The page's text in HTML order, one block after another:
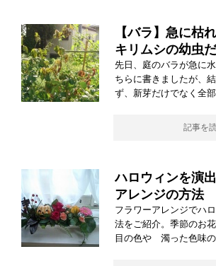
【バラ】急に枯
キリムシの幼虫
先日、庭のバラが急に
ちらに書きましたが、
ず、新芽だけでなく全
記事を
ハロウィンを演
アレンジの方法
フラワーアレンジでハ
法をご紹介。季節のお
目の色や 濁った色味